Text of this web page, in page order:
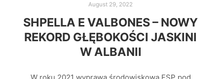
August 29, 2022
SHPELLA E VALBONES – NOWY
REKORD GŁĘBOKOŚCI JASKINI
W ALBANII